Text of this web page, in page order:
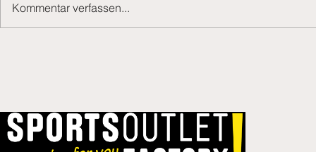
Kommentar verfassen...